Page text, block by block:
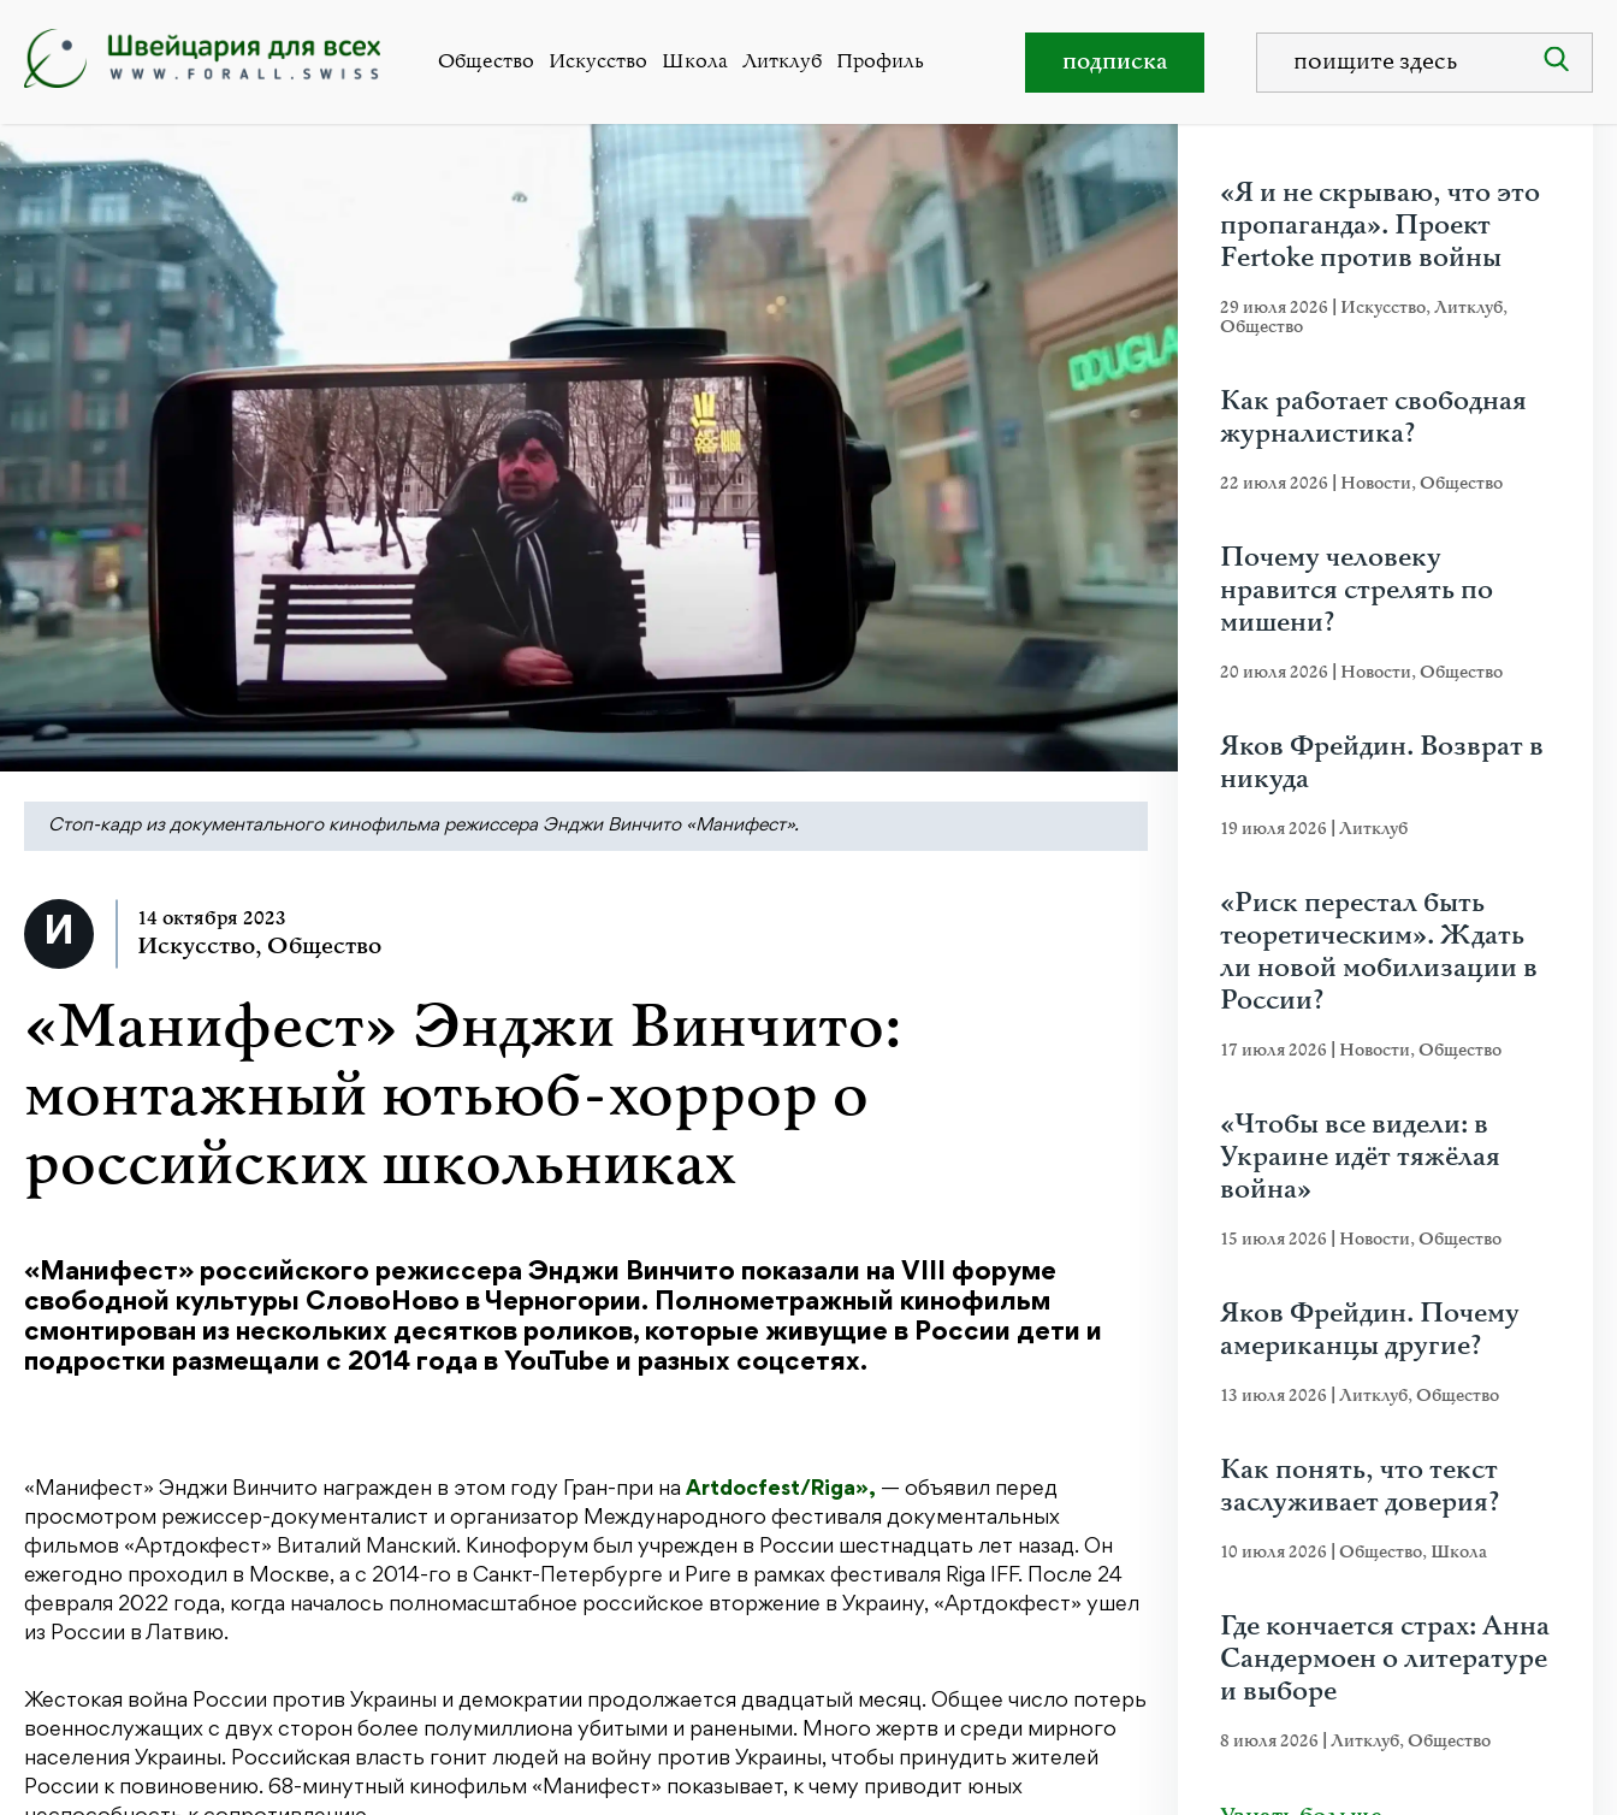
Общество Искусство Школа Литклуб Профиль подписка
«Манифест» Энджи Винчито: монтажный ютьюб-хоррор о российских школьниках
Стоп-кадр из документального кинофильма режиссера Энджи Винчито «Манифест».
14 октября 2023
Искусство, Общество
«Манифест» Энджи Винчито:
монтажный ютьюб-хоррор о
российских школьниках
«Манифест» российского режиссера Энджи Винчито показали на VIII форуме
свободной культуры СловоНово в Черногории. Полнометражный кинофильм
смонтирован из нескольких десятков роликов, которые живущие в России дети и
подростки размещали с 2014 года в YouTube и разных соцсетях.
«Манифест» Энджи Винчито награжден в этом году Гран-при на Artdocfest/Riga», — объявил перед
просмотром режиссер-документалист и организатор Международного фестиваля документальных
фильмов «Артдокфест» Виталий Манский. Кинофорум был учрежден в России шестнадцать лет назад. Он
ежегодно проходил в Москве, а с 2014-го в Санкт-Петербурге и Риге в рамках фестиваля Riga IFF. После 24
февраля 2022 года, когда началось полномасштабное российское вторжение в Украину, «Артдокфест» ушел
из России в Латвию.
Жестокая война России против Украины и демократии продолжается двадцатый месяц. Общее число потерь
военнослужащих с двух сторон более полумиллиона убитыми и ранеными. Много жертв и среди мирного
населения Украины. Российская власть гонит людей на войну против Украины, чтобы принудить жителей
России к повиновению. 68-минутный кинофильм «Манифест» показывает, к чему приводит юных
«Я и не скрываю, что это
пропаганда». Проект
Fertoke против войны
29 июля 2026 Искусство,Литклуб,
Общество
Как работает свободная
журналистика?
22 июля 2026 Новости,Общество
Почему человеку
нравится стрелять по
мишени?
20 июля 2026 Новости,Общество
Яков Фрейдин. Возврат в
никуда
19 июля 2026 Литклуб
«Риск перестал быть
теоретическим». Ждать
ли новой мобилизации в
России?
17 июля 2026 Новости,Общество
«Чтобы все видели: в
Украине идёт тяжёлая
война»
15 июля 2026 Новости,Общество
Яков Фрейдин. Почему
американцы другие?
13 июля 2026 Литклуб,Общество
Как понять, что текст
заслуживает доверия?
10 июля 2026 Общество, Школа
Где кончается страх: Анна
Сандермоен о литературе
и выборе
8 июля 2026 Литклуб,Общество